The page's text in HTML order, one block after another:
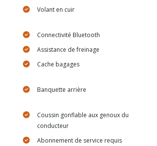
Volant en cuir
Connectivité Bluetooth
Assistance de freinage
Cache bagages
Banquette arrière
Coussin gonflable aux genoux du
conducteur
Abonnement de service requis